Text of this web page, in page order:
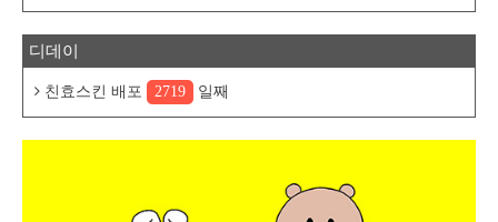
디데이
친효스킨 배포 2719 일째